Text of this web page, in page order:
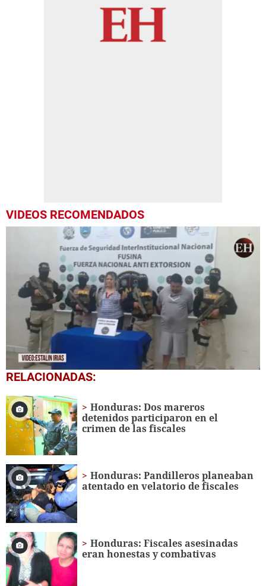
VIDEOS RECOMENDADOS
0
seconds
1
minute,
1
second
RELACIONADAS:
Honduras: Dos mareros
detenidos participaron en el
crimen de las fiscales
Honduras: Pandilleros planeaban
atentado en velatorio de fiscales
Honduras: Fiscales asesinadas
eran honestas y combativas